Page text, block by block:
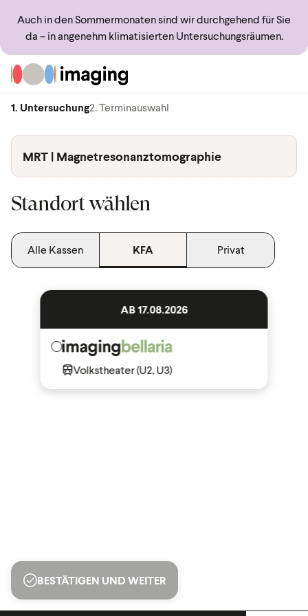
Auch in den Sommermonaten sind wir durchgehend für Sie
da – in angenehm klimatisierten Untersuchungsräumen.
Zur Startseite
1. Untersuchung2. Terminauswahl
MRT | Magnetresonanztomographie
Standort wählen
Alle Kassen KFA Privat
AB 17.08.2026
Volkstheater (U2, U3)
BESTÄTIGEN UND WEITER